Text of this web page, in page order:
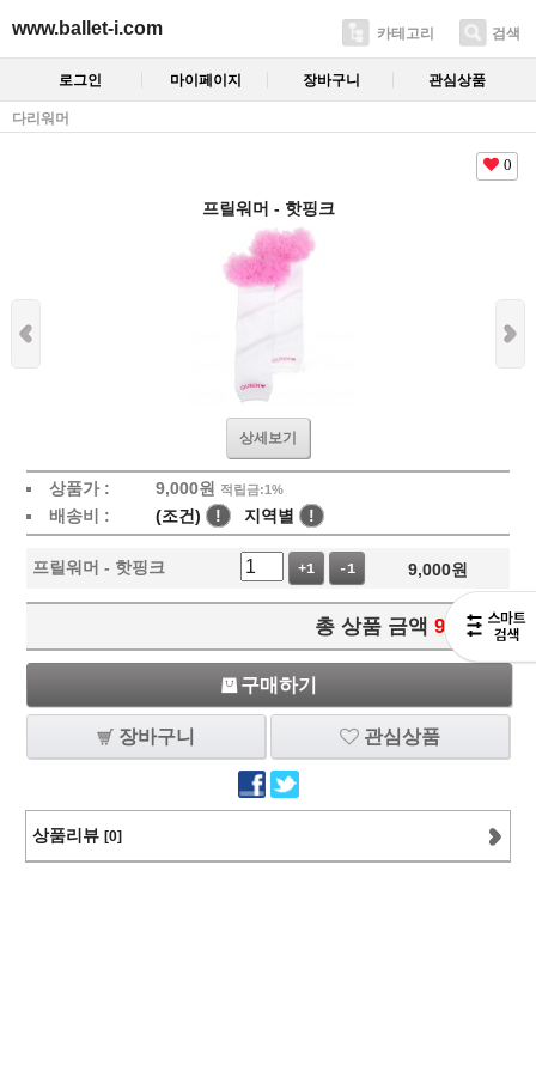
www.ballet-i.com 카테고리 검색
로그인 마이페이지 장바구니 관심상품
다리워머
0
프릴워머 - 핫핑크
상세보기
상품가 : 9,000원 적립금:1%
배송비 : (조건) ! 지역별 !
프릴워머 - 핫핑크 +1 -1 9,000원
총 상품 금액 9,000 원
구매하기
장바구니 관심상품
상품리뷰 [0]